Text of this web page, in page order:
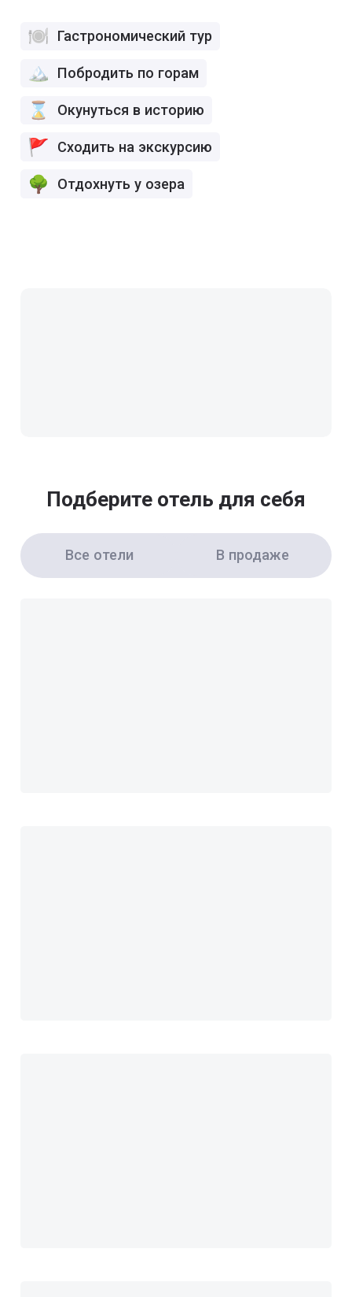
Гастрономический тур
Побродить по горам
Окунуться в историю
Сходить на экскурсию
Отдохнуть у озера
Подберите отель для себя
Все отели В продаже